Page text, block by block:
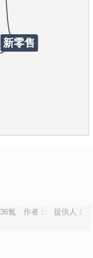
新零售
36氪 作者：
提供人：